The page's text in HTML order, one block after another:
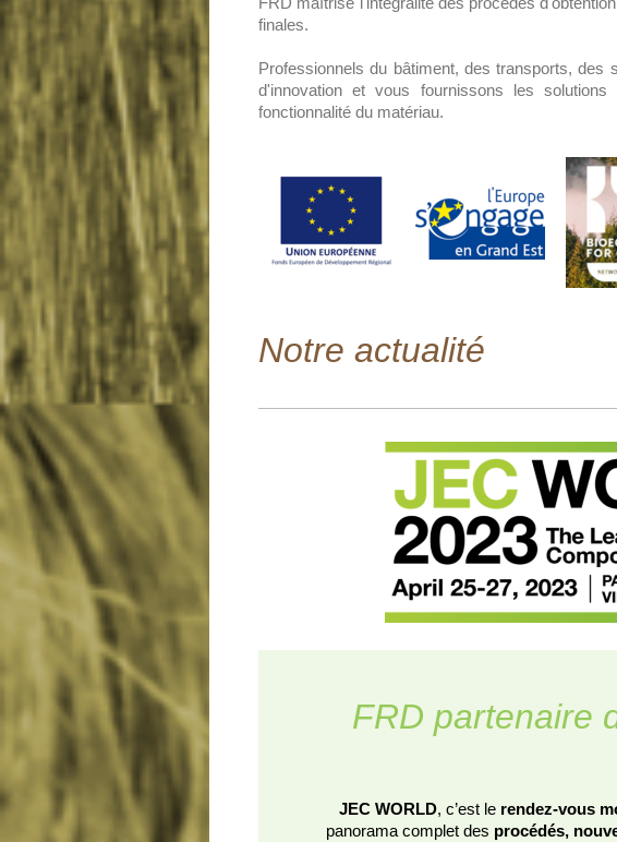
finales.
Professionnels du bâtiment, des transports, des
d'innovation et vous fournissons les
fonctionnalité du matériau.
Notre actualité
FRD partenaire
JEC WORLD, c’est le rendez-vous
panorama complet des procédés,